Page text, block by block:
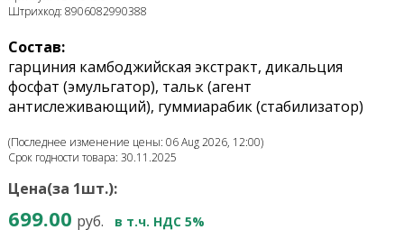
Штрихкод: 8906082990388
Состав:
гарциния камбоджийская экстракт, дикальция
фосфат (эмульгатор), тальк (агент
антислеживающий), гуммиарабик (стабилизатор)
(Последнее изменение цены: 06 Aug 2026, 12:00)
Срок годности товара: 30.11.2025
Цена(за 1шт.):
699.00 руб. в т.ч. НДС 5%